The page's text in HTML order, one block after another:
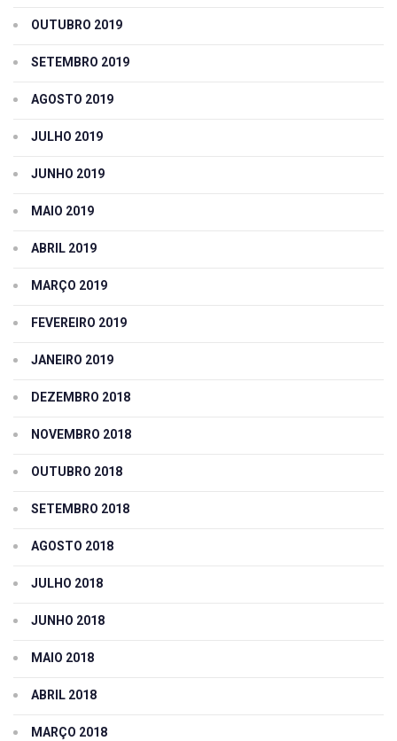
OUTUBRO 2019
SETEMBRO 2019
AGOSTO 2019
JULHO 2019
JUNHO 2019
MAIO 2019
ABRIL 2019
MARÇO 2019
FEVEREIRO 2019
JANEIRO 2019
DEZEMBRO 2018
NOVEMBRO 2018
OUTUBRO 2018
SETEMBRO 2018
AGOSTO 2018
JULHO 2018
JUNHO 2018
MAIO 2018
ABRIL 2018
MARÇO 2018